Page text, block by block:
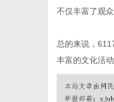
不仅丰富了观
总的来说，
丰富的文化活